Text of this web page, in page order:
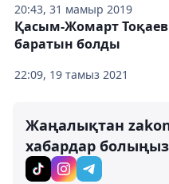
20:43, 31 мамыр 2019
22:09, 19 тамыз 2021
Қасым-Жомарт Тоқаев
баратын болды
Жаңалықтан
хабардар